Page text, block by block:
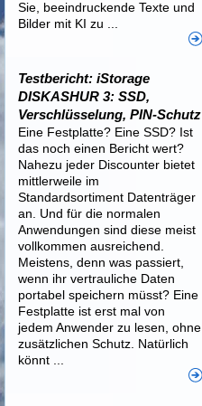
Sie, beeindruckende Texte und
Bilder mit KI zu ...
Testbericht: iStorage
DISKASHUR 3: SSD,
Verschlüsselung, PIN-Schutz
Eine Festplatte? Eine SSD? Ist
das noch einen Bericht wert?
Nahezu jeder Discounter bietet
mittlerweile im
Standardsortiment Datenträger
an. Und für die normalen
Anwendungen sind diese meist
vollkommen ausreichend.
Meistens, denn was passiert,
wenn ihr vertrauliche Daten
portabel speichern müsst? Eine
Festplatte ist erst mal von
jedem Anwender zu lesen, ohne
zusätzlichen Schutz. Natürlich
könnt ...